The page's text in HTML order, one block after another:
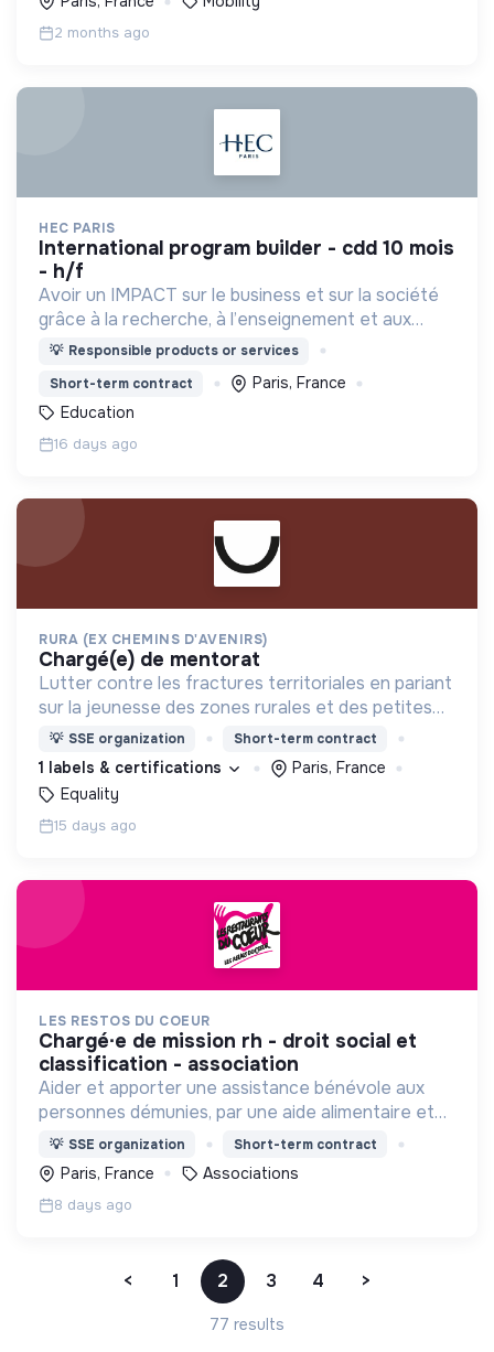
2 months ago
HEC PARIS
international program builder - cdd 10 mois
- h/f
Avoir un IMPACT sur le business et sur la société
grâce à la recherche, à l’enseignement et aux
actions que nous menons, et ainsi contribuer à un
💡 Responsible products or services
Short-term contract
Paris, France
Education
16 days ago
RURA (EX CHEMINS D'AVENIRS)
chargé(e) de mentorat
Lutter contre les fractures territoriales en pariant
sur la jeunesse des zones rurales et des petites
villes
💡 SSE organization Short-term contract
1 labels & certifications
Paris, France
Equality
15 days ago
LES RESTOS DU COEUR
chargé∙e de mission rh - droit social et
classification - association
Aider et apporter une assistance bénévole aux
personnes démunies, par une aide alimentaire et
par toute action d'aide à la personne et à
l'insertion , contre la pauvreté sous toutes ses
formes.
💡 SSE organization Short-term contract
Paris, France Associations
8 days ago
< 1 2 3 4 >
77 results